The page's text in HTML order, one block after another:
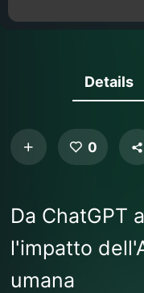
Details
0
Da ChatGPT
l'impatto
umana